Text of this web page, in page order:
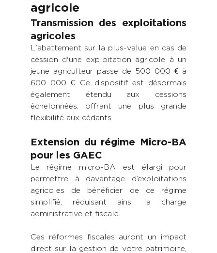
agricole
Transmission des exploitations
agricoles
L'abattement sur la plus-value en cas de
cession d'une exploitation agricole à un
jeune agriculteur passe de 500 000 € à
600 000 €. Ce dispositif est désormais
également étendu aux cessions
échelonnées, offrant une plus grande
flexibilité aux cédants.
Extension du régime Micro-BA
pour les GAEC
Le régime micro-BA est élargi pour
permettre à davantage d’exploitations
agricoles de bénéficier de ce régime
simplifié, réduisant ainsi la charge
administrative et fiscale.
Ces réformes fiscales auront un impact
direct sur la gestion de votre patrimoine,